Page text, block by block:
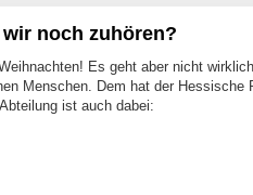
noch zuhören?
Es geht aber nicht
Menschen. Dem hat der Hessische
ist auch dabei: